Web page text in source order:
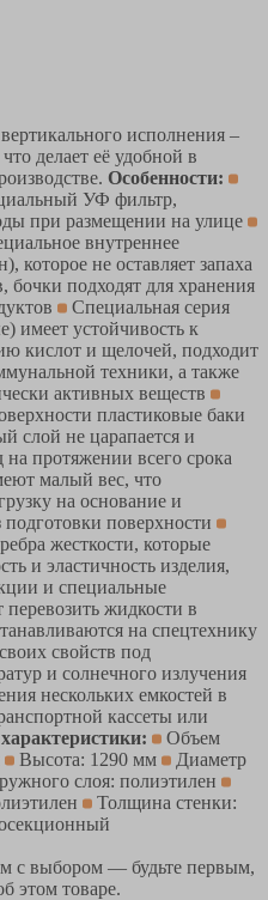
исполнения –
делает её удобной в
Особенности:
УФ фильтр,
при размещении на улице
внутреннее
которое не оставляет запаха
бочки подходят для хранения
Специальная серия
имеет устойчивость к
кислот и щелочей, подходит
техники, а также
активных веществ
пластиковые баки
слой не царапается и
протяжении всего срока
малый вес, что
на основание и
подготовки поверхности
жесткости, которые
и эластичность изделия,
и специальные
жидкости в
на спецтехнику
свойств под
и солнечного излучения
нескольких емкостей в
кассеты или
Объем
Высота: 1290 мм
Диаметр
слоя: полиэтилен
Толщина стенки:
с выбором — будьте первым,
этом товаре.